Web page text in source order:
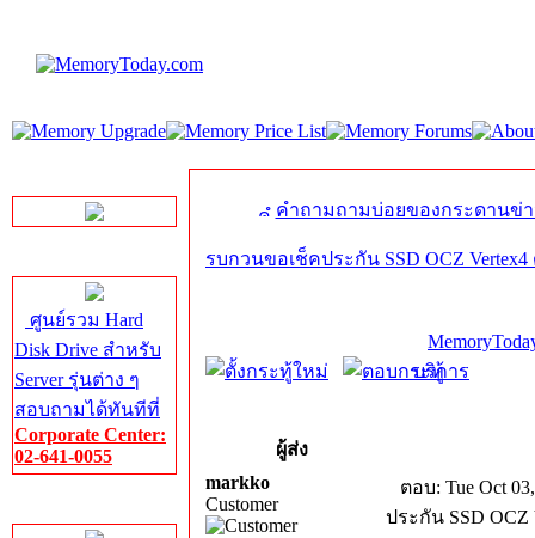
ศูนย์รวม Hard
Disk Drive สำหรับ
Server รุ่นต่าง ๆ
สอบถามได้ทันทีที่
Corporate Center:
02-641-0055
คำถามถามบ่อยของกระดานข่
รบกวนขอเช็คประกัน SSD OCZ
บริการ
ผู้ส่ง
markko
Customer
ตอบ: Tue Oct
ประกัน SSD OCZ